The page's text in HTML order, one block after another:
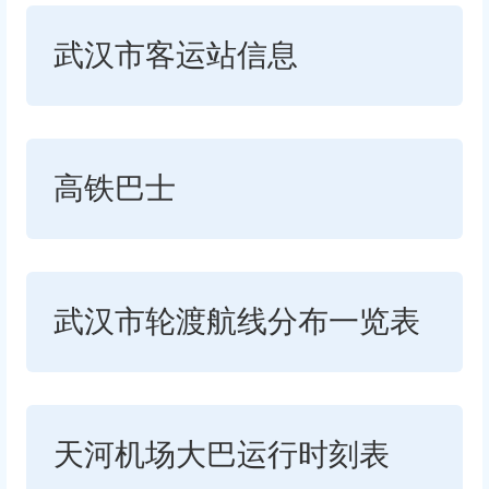
武汉市客运站信息
高铁巴士
武汉市轮渡航线分布一览表
天河机场大巴运行时刻表